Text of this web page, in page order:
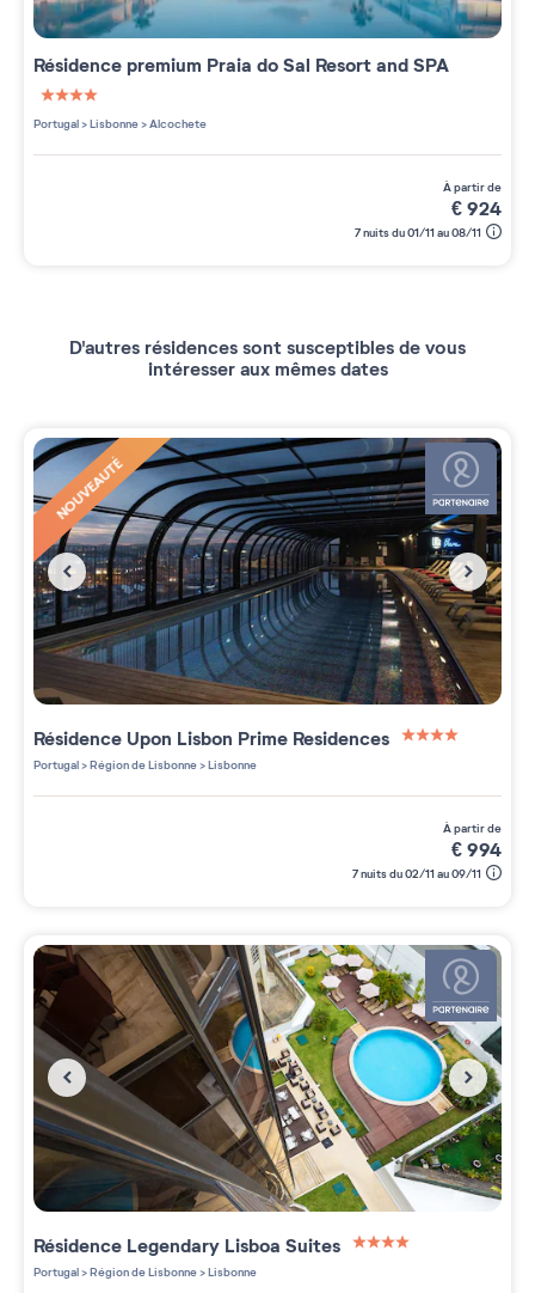
Résidence premium Praia do Sal Resort and SPA
4 étoiles sur 5
Portugal>Lisbonne>Alcochete
à partir de
€924
7 nuits du 01/11 au 08/11
D'autres résidences sont susceptibles de vous
intéresser aux mêmes dates
NOUVEAUTÉ
Résidence Upon Lisbon Prime Residences
Portugal>Région de Lisbonne>Lisbonne
à partir de
€994
7 nuits du 02/11 au 09/11
Résidence Legendary Lisboa Suites
Portugal>Région de Lisbonne>Lisbonne